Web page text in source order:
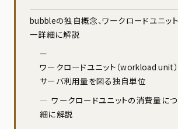
bubbleの独自概念、ワークロードユニッ
一詳細に解説
ワークロードユニット（workload unit
サーバ利用量を図る独自単位
ワークロードユニットの消費量に
細に解説